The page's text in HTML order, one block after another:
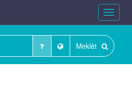
Toggle
Meklēt